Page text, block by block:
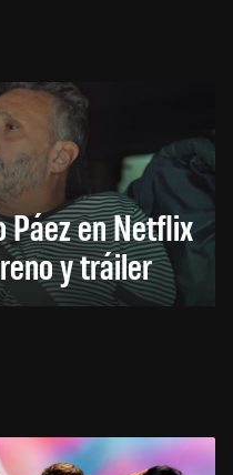
Páez en Netflix
y tráiler